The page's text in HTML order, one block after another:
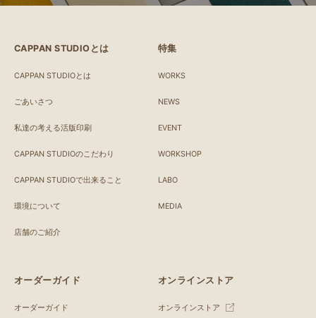
CAPPAN STUDIOとは
CAPPAN STUDIOとは
ごあいさつ
私達の考える活版印刷
CAPPAN STUDIOのこだわり
CAPPAN STUDIOで出来ること
環境について
店舗のご紹介
特集
WORKS
NEWS
EVENT
WORKSHOP
LABO
MEDIA
オーダーガイド
オーダーガイド
オンラインストア
オンラインストア